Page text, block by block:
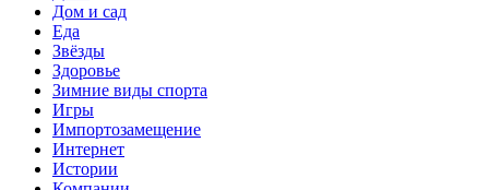
Дом и сад
Еда
Звёзды
Здоровье
Зимние виды спорта
Игры
Импортозамещение
Интернет
Истории